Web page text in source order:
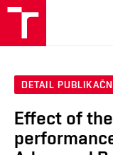
DETAIL
Effect of